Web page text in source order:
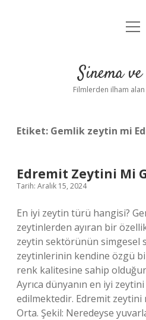
Gizlilik
Yasal
Sinema
Filmlerden ilham
Etiket: Gemlik zeytin mi
Edremit Zeytini Mi
Tarih: Aralık 15, 2024
En iyi zeytin türü hangisi?
zeytinlerden ayıran bir
zeytin sektörünün simgesel
zeytinlerinin kendine özgü
renk kalitesine sahip
Ayrıca dünyanın en iyi
edilmektedir. Edremit zeytini
Orta. Şekil: Neredeyse